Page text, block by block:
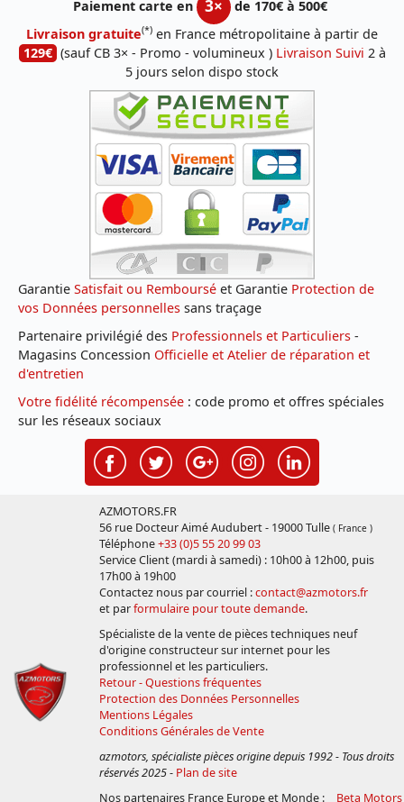
Paiement carte en
3×
de 170€ à 500€
Livraison gratuite(*) en France métropolitaine à partir de
129€ (sauf CB 3× - Promo - volumineux ) Livraison Suivi 2 à
5 jours selon dispo stock
Garantie Satisfait ou Remboursé et Garantie Protection de
vos Données personnelles sans traçage
Partenaire privilégié des Professionnels et Particuliers -
Magasins Concession Officielle et Atelier de réparation et
d'entretien
Votre fidélité récompensée : code promo et offres spéciales
sur les réseaux sociaux
AZMOTORS.FR
56 rue Docteur Aimé Audubert - 19000 Tulle ( France )
Téléphone+33 (0)5 55 20 99 03
Service Client (mardi à samedi) : 10h00 à 12h00, puis
17h00 à 19h00
Contactez nous par courriel :contact@azmotors.fr
et parformulaire pour toute demande.
Spécialiste de la vente de pièces techniques neuf
d'origine constructeur sur internet pour les
professionnel et les particuliers.
Retour - Questions fréquentes
Protection des Données Personnelles
Mentions Légales
Conditions Générales de Vente
azmotors, spécialiste pièces origine depuis 1992 - Tous droits
réservés 2025- Plan de site
Nos partenaires France Europe et Monde :
Beta Motors